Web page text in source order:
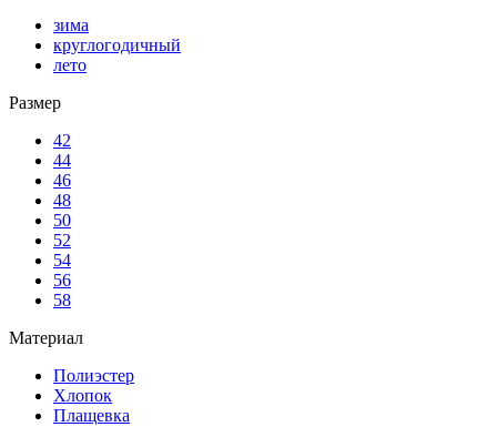
зима
круглогодичный
лето
Размер
42
44
46
48
50
52
54
56
58
Материал
Полиэстер
Хлопок
Плащевка